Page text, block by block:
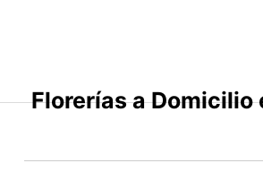
Florerías a Domicilio